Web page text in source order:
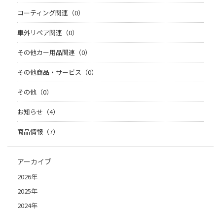
コーティング関連（0）
車外リペア関連（0）
その他カー用品関連（0）
その他商品・サービス（0）
その他（0）
お知らせ（4）
商品情報（7）
アーカイブ
2026年
2025年
2024年